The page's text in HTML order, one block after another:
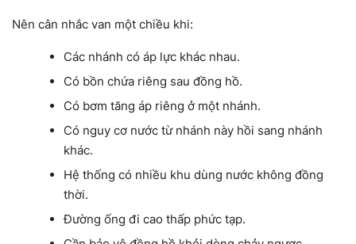
Nên cân nhắc van một chiều khi:
Các nhánh có áp lực khác nhau.
Có bồn chứa riêng sau đồng hồ.
Có bơm tăng áp riêng ở một nhánh.
Có nguy cơ nước từ nhánh này hồi sang nhánh
khác.
Hệ thống có nhiều khu dùng nước không đồng
thời.
Đường ống đi cao thấp phức tạp.